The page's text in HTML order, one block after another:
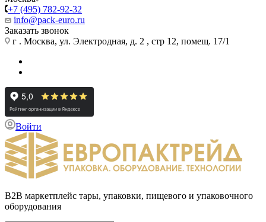
+7 (495) 782-92-32
info@pack-euro.ru
Заказать звонок
г . Москва, ул. Электродная, д. 2 , стр 12, помещ. 17/1
Войти
B2B маркетплейс тары, упаковки, пищевого и упаковочного
оборудования